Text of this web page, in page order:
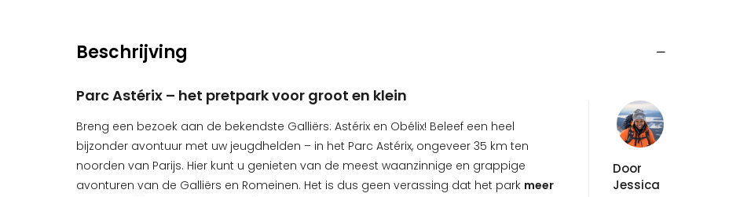
Beschrijving
Parc Astérix – het pretpark voor groot en klein
Breng een bezoek aan de bekendste Galliërs: Astérix en Obélix! Beleef een heel
bijzonder avontuur met uw jeugdhelden – in het Parc Astérix, ongeveer 35 km ten
noorden van Parijs. Hier kunt u genieten van de meest waanzinnige en grappige
avonturen van de Galliërs en Romeinen. Het is dus geen verassing dat het park meer
Door
Jessica